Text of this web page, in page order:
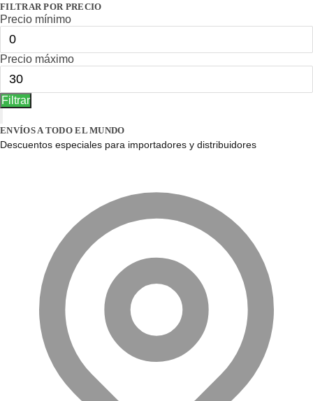
FILTRAR POR PRECIO
Precio mínimo
Precio máximo
Filtrar
ENVÍOS A TODO EL MUNDO
Descuentos especiales para importadores y distribuidores